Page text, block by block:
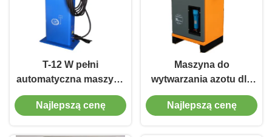
T-12 W pełni
automatyczna maszyna
do nadmiaru azotu do
precyzyjnego ciśnienia
Najlepszą cenę
Maszyna do
wytwarzania azotu dla
ciężarówek i
samochodów 99%
Najlepszą cenę